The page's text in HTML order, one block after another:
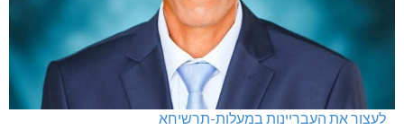
לעצור את העבריינות במעלות-תרשיחא